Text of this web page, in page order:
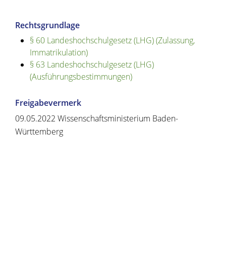
Rechtsgrundlage
§ 60 Landeshochschulgesetz (LHG) (Zulassung,
Immatrikulation)
§ 63 Landeshochschulgesetz (LHG)
(Ausführungsbestimmungen)
Freigabevermerk
09.05.2022 Wissenschaftsministerium Baden-
Württemberg